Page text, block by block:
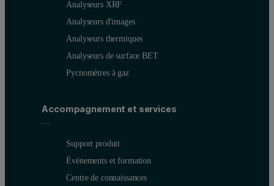
Analyseurs XRF
Analyseurs d'images
Analyseurs thermiques
Analyseurs de surface BET
Pycnomètres à gaz
Accompagnement et services
Support produit
Événements et formation
Centre de connaissances